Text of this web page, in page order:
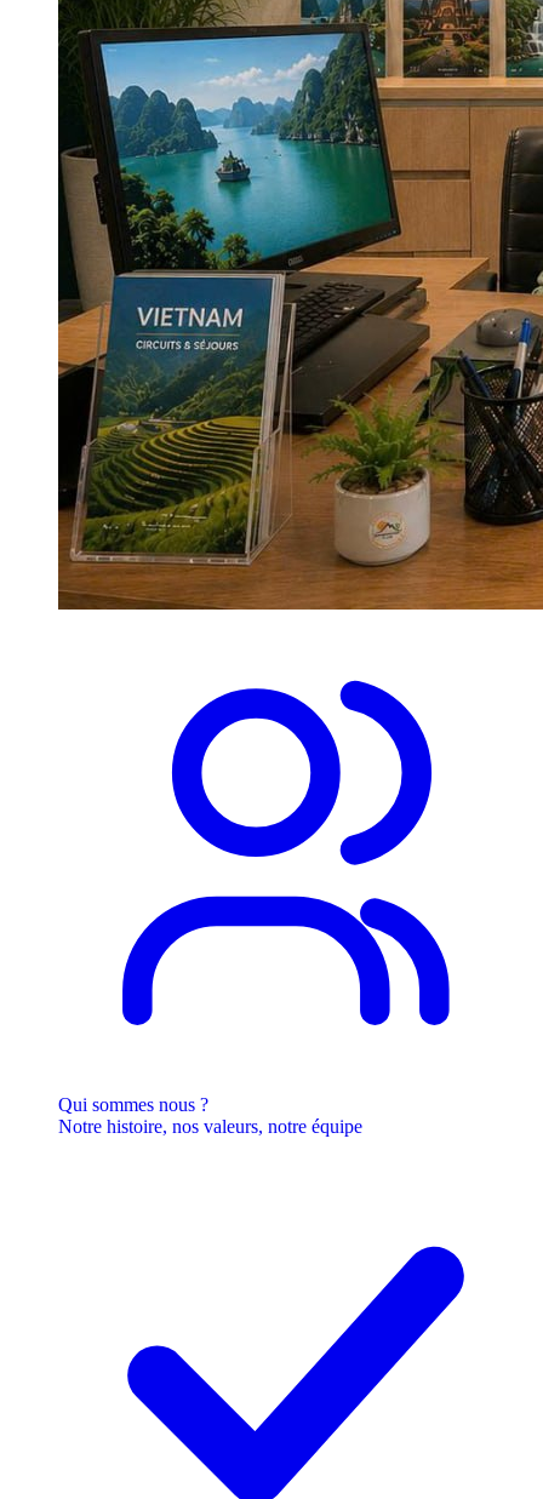
Qui sommes nous ?
Notre histoire, nos valeurs, notre équipe